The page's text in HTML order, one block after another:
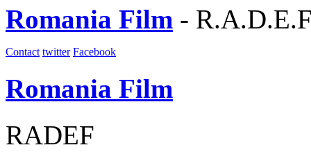
Romania Film -
Contact twitter Facebook
Romania Film
RADEF